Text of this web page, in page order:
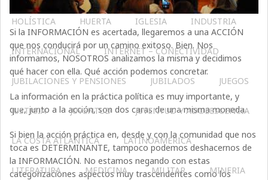
HOLÍSTICA HUERTA IGLESIA INDUSTRIA
INTERNACIONAL INTERNET – CONECTIVIDAD
JUBILACIONES Y PENSIONES JUBILADOS JUEGOS
JUSTICIA JUVENTUD JUVENTUD Y ADOLESCENCIA
LA COSTA ATLÁNTICA LATINOAMERICA
LITERATURA MEDICINA MILITAR MINERIA
Si la INFORMACIÓN es acertada, llegaremos a una ACCIÓN
que nos conducirá por un camino exitoso. Bien. Nos
informamos, NOSOTROS analizamos la misma y decidimos
qué hacer con ella. Qué acción podemos concretar.
La información en la práctica política es muy importante, y
que, junto a la acción, son dos caras de una misma moneda.
Si bien la acción práctica en, desde y con la comunidad que nos
toca es DETERMINANTE, tampoco podemos deshacernos de
la INFORMACIÓN. No estamos negando con estas
categorizaciones aspectos muy trascendentes como los